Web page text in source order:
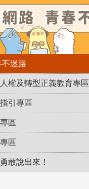
迷路
權及轉型正義教育專區
引專區
區
區
敢說出來！